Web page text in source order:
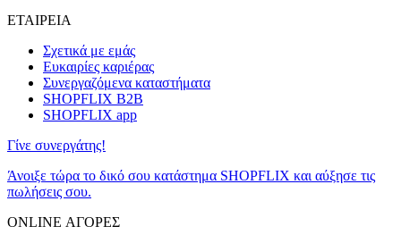
ΕΤΑΙΡΕΙΑ
Σχετικά με εμάς
Ευκαιρίες καριέρας
Συνεργαζόμενα καταστήματα
SHOPFLIX B2B
SHOPFLIX app
Γίνε συνεργάτης!
Άνοιξε τώρα το δικό σου κατάστημα SHOPFLIX και αύξησε τις
πωλήσεις σου.
ONLINE ΑΓΟΡΕΣ